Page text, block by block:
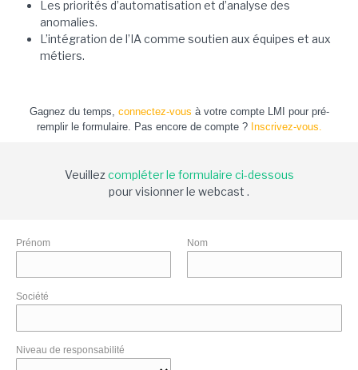
Les priorités d’automatisation et d’analyse des
anomalies.
L’intégration de l’IA comme soutien aux équipes et aux
métiers.
Gagnez du temps, connectez-vous à votre compte LMI pour pré-
remplir le formulaire. Pas encore de compte ? Inscrivez-vous.
Veuillezcompléter le formulaire ci-dessous
pour visionner le webcast .
Prénom Nom
Société
Niveau de responsabilité